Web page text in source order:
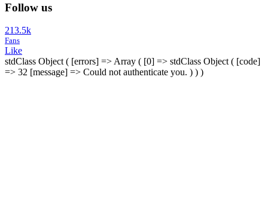
Follow us
213.5k
Fans
Like
stdClass Object ( [errors] => Array ( [0] => stdClass Object ( [code]
=> 32 [message] => Could not authenticate you. ) ) )